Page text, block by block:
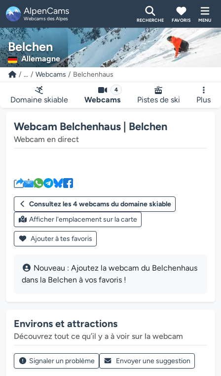
AlpenCams
Webcams des Alpes RECHERCHE FAVORIS MENU
Belchen
Allemagne
... Webcams Belchenhaus
Domaine skiable
4
Webcams Pistes de ski Plus
Webcam Belchenhaus | Belchen
Webcam en direct
Consultez les 4 webcams du domaine skiable
Afficher l'emplacement sur la carte
Ajouter à tes favoris
Nouveau : Ajoutez la webcam du Belchenhaus
dans la Belchen à vos favoris !
Environs et attractions
Découvrez tout ce qu’il y a à voir sur la webcam
Signaler un problème Envoyer une suggestion